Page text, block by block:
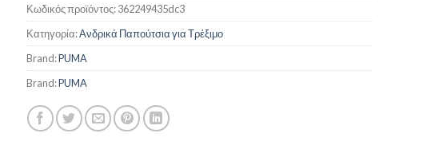
€69,44.
Κωδικός προϊόντος:362249435dc3
Κατηγορία:Ανδρικά Παπούτσια για Τρέξιμο
Brand:PUMA
Brand:PUMA